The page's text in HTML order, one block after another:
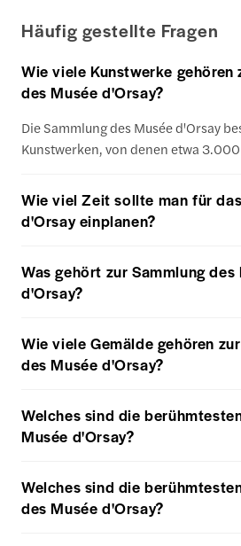
Häufig gestellte Fragen
Wie viele Kunstwerke gehören
des Musée d'Orsay?
Die Sammlung des Musée d'Orsay
Kunstwerken, von denen etwa
Wie viel Zeit sollte man für
d'Orsay einplanen?
Was gehört zur Sammlung des
d'Orsay?
Wie viele Gemälde gehören
des Musée d'Orsay?
Welches sind die
Musée d'Orsay?
Welches sind die
des Musée d'Orsay?